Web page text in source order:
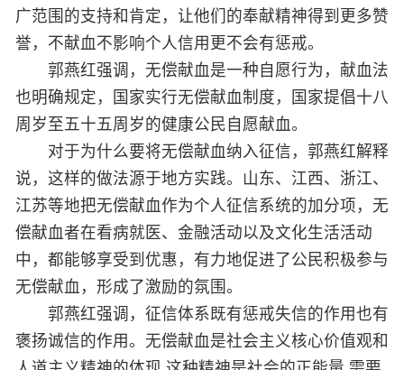
广范围的支持和肯定，让他们的奉献精神得到更多赞
誉，不献血不影响个人信用更不会有惩戒。
郭燕红强调，无偿献血是一种自愿行为，献血法
也明确规定，国家实行无偿献血制度，国家提倡十八
周岁至五十五周岁的健康公民自愿献血。
对于为什么要将无偿献血纳入征信，郭燕红解释
说，这样的做法源于地方实践。山东、江西、浙江、
江苏等地把无偿献血作为个人征信系统的加分项，无
偿献血者在看病就医、金融活动以及文化生活活动
中，都能够享受到优惠，有力地促进了公民积极参与
无偿献血，形成了激励的氛围。
郭燕红强调，征信体系既有惩戒失信的作用也有
褒扬诚信的作用。无偿献血是社会主义核心价值观和